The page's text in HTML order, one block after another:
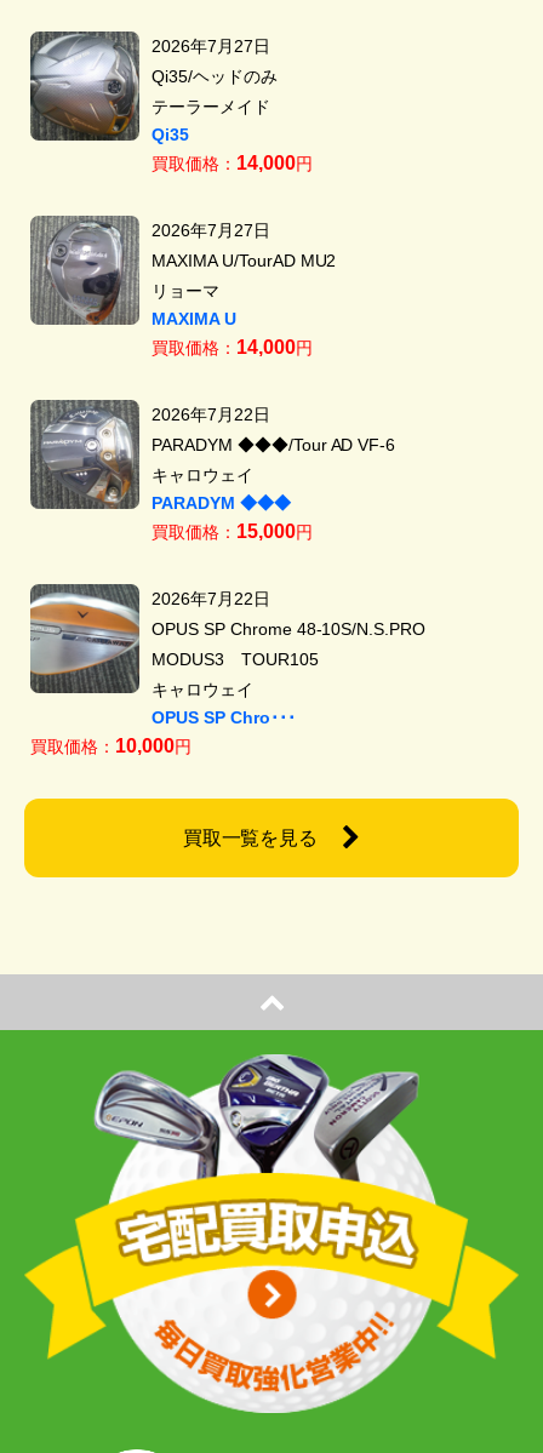
2026年7月27日
Qi35/ヘッドのみ
テーラーメイド
Qi35
買取価格： 14,000円
2026年7月27日
MAXIMA U/TourAD MU2
リョーマ
MAXIMA U
買取価格： 14,000円
2026年7月22日
PARADYM ◆◆◆/Tour AD VF-6
キャロウェイ
PARADYM ◆◆◆
買取価格： 15,000円
2026年7月22日
OPUS SP Chrome 48-10S/N.S.PRO
MODUS3 TOUR105
キャロウェイ
OPUS SP Chro･･･
買取価格： 10,000円
買取一覧を見る